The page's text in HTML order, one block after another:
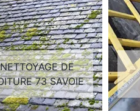
NETTOYAGE DE
73 SAVOIE